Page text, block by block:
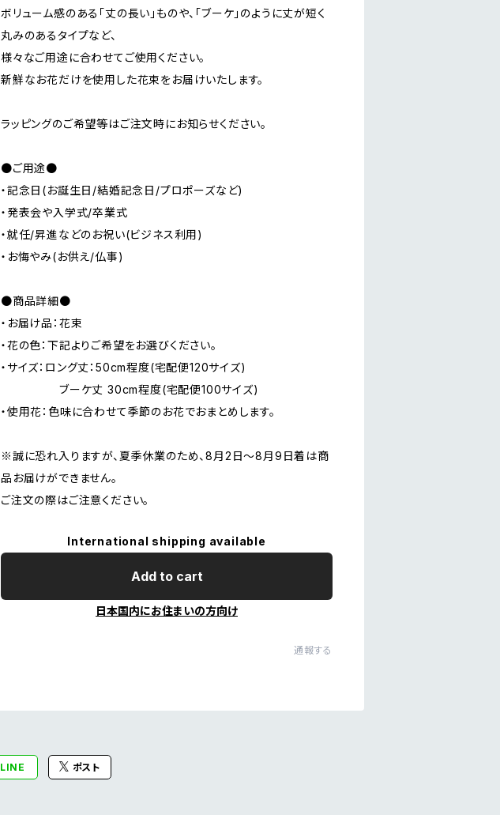
ボリューム感のある「丈の長い」ものや、「ブーケ」のように丈が短く
丸みのあるタイプなど、
様々なご用途に合わせてご使用ください。
新鮮なお花だけを使用した花束をお届けいたします。
ラッピングのご希望等はご注文時にお知らせください。
●ご用途●
・記念日(お誕生日/結婚記念日/プロポーズなど)
・発表会や入学式/卒業式
・就任/昇進などのお祝い(ビジネス利用)
・お悔やみ(お供え/仏事)
●商品詳細●
・お届け品：花束
・花の色：下記よりご希望をお選びください。
・サイズ：ロング丈：50cm程度(宅配便120サイズ)
ブーケ丈 30cm程度(宅配便100サイズ)
・使用花：色味に合わせて季節のお花でおまとめします。
※誠に恐れ入りますが、夏季休業のため、8月2日〜8月9日着は商
品お届けができません。
ご注文の際はご注意ください。
International shipping available
Add to cart
日本国内にお住まいの方向け
通報する
LINE ポスト